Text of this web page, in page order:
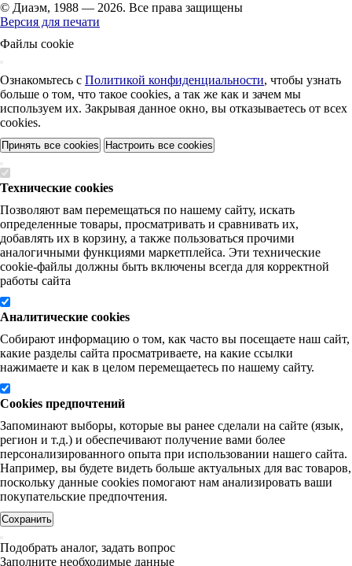
© Диаэм, 1988 — 2026. Все права защищены
Версия для печати
Файлы cookie
Ознакомьтесь с Политикой конфиденциальности, чтобы узнать
больше о том, что такое cookies, а так же как и зачем мы
используем их. Закрывая данное окно, вы отказываетесь от всех
cookies.
Принять все cookies Настроить все cookies
Технические cookies
Позволяют вам перемещаться по нашему сайту, искать
определенные товары, просматривать и сравнивать их,
добавлять их в корзину, а также пользоваться прочими
аналогичными функциями маркетплейса. Эти технические
cookie-файлы должны быть включены всегда для корректной
работы сайта
Аналитические cookies
Собирают информацию о том, как часто вы посещаете наш сайт,
какие разделы сайта просматриваете, на какие ссылки
нажимаете и как в целом перемещаетесь по нашему сайту.
Cookies предпочтений
Запоминают выборы, которые вы ранее сделали на сайте (язык,
регион и т.д.) и обеспечивают получение вами более
персонализированного опыта при использовании нашего сайта.
Например, вы будете видеть больше актуальных для вас товаров,
поскольку данные cookies помогают нам анализировать ваши
покупательские предпочтения.
Сохранить
Подобрать аналог, задать вопрос
Заполните необходимые данные